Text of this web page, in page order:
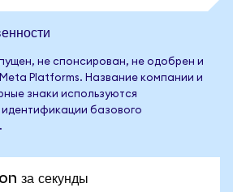
не спонсирован, не одобрен и
Platforms. Название компании и
знаки используются
базового
за секунды